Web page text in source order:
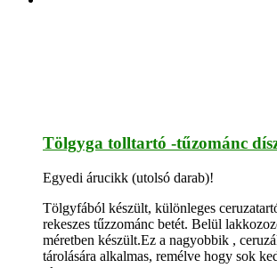
Tölgyga tolltartó -tűzománc
Egyedi árucikk (utolsó darab)!
Tölgyfából készült, különleges
rekeszes tűzzománc betét. Belül
méretben készült.Ez a nagyobbik ,
tárolására alkalmas, remélve hogy sok